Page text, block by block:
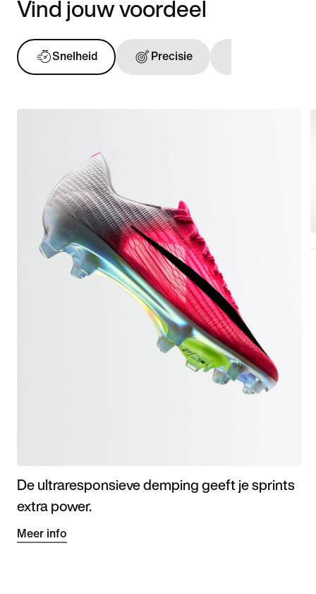
Vind jouw voordeel
Snelheid Precisie
De ultraresponsieve demping geeft je sprints
extra power.
Meer info